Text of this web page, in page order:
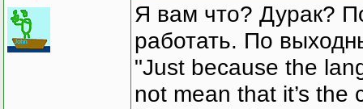
Я вам что? Дурак?
работать. По
"Just because the
not mean that it’s the